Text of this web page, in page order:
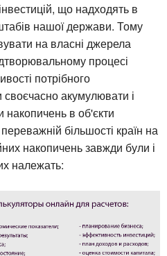
що надходять в
нашої держави. Тому
на власні джерела
процесі
потрібного
своєчасно акумулювати і
накопичень в об'єкти
більшості країн на
накопичень завжди були і
належать: